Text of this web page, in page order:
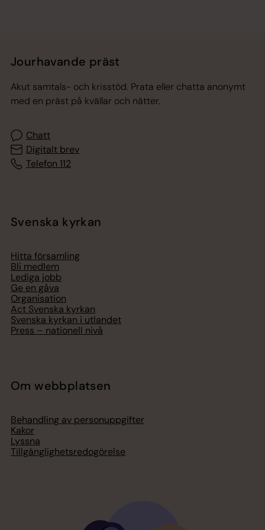
Jourhavande präst
Akut samtals- och krisstöd. Prata eller chatta anonymt
med en präst på kvällar och nätter.
Chatt
Digitalt brev
Telefon 112
Svenska kyrkan
Hitta församling
Bli medlem
Lediga jobb
Ge en gåva
Organisation
Act Svenska kyrkan
Svenska kyrkan i utlandet
Press – nationell nivå
Om webbplatsen
Behandling av personuppgifter
Kakor
Lyssna
Tillgänglighetsredogörelse